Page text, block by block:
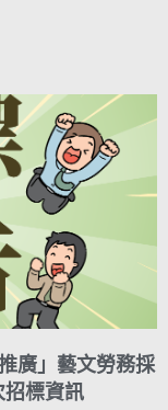
廣」藝文勞務採
招標資訊